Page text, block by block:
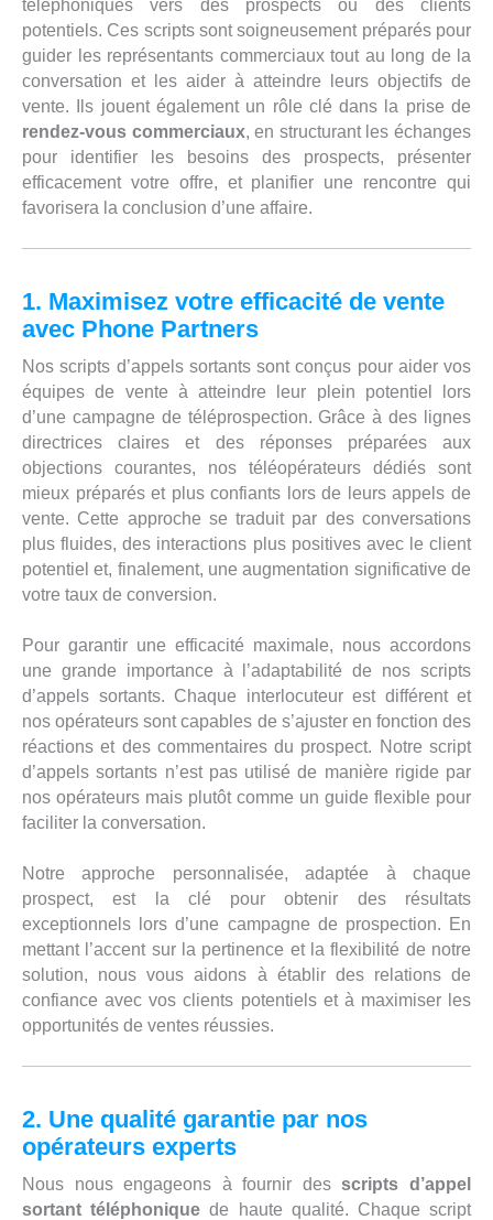
téléphoniques vers des prospects ou des clients
potentiels. Ces scripts sont soigneusement préparés pour
guider les représentants commerciaux tout au long de la
conversation et les aider à atteindre leurs objectifs de
vente. Ils jouent également un rôle clé dans la prise de
rendez-vous commerciaux, en structurant les échanges
pour identifier les besoins des prospects, présenter
efficacement votre offre, et planifier une rencontre qui
favorisera la conclusion d’une affaire.
1. Maximisez votre efficacité de vente
avec Phone Partners
Nos scripts d’appels sortants sont conçus pour aider vos
équipes de vente à atteindre leur plein potentiel lors
d’une campagne de téléprospection. Grâce à des lignes
directrices claires et des réponses préparées aux
objections courantes, nos téléopérateurs dédiés sont
mieux préparés et plus confiants lors de leurs appels de
vente. Cette approche se traduit par des conversations
plus fluides, des interactions plus positives avec le client
potentiel et, finalement, une augmentation significative de
votre taux de conversion.
Pour garantir une efficacité maximale, nous accordons
une grande importance à l’adaptabilité de nos scripts
d’appels sortants. Chaque interlocuteur est différent et
nos opérateurs sont capables de s’ajuster en fonction des
réactions et des commentaires du prospect. Notre script
d’appels sortants n’est pas utilisé de manière rigide par
nos opérateurs mais plutôt comme un guide flexible pour
faciliter la conversation.
Notre approche personnalisée, adaptée à chaque
prospect, est la clé pour obtenir des résultats
exceptionnels lors d’une campagne de prospection. En
mettant l’accent sur la pertinence et la flexibilité de notre
solution, nous vous aidons à établir des relations de
confiance avec vos clients potentiels et à maximiser les
opportunités de ventes réussies.
2. Une qualité garantie par nos
opérateurs experts
Nous nous engageons à fournir desscripts d’appel
sortant téléphonique de haute qualité. Chaque script